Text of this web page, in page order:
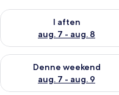
I aften
aug. 7 - aug. 8
Tjek tilgængelighed for i
Denne weekend
aug. 7 - aug. 9
Tjek tilgængelighed for